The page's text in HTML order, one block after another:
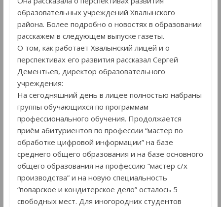
образовательных учреждений Хвалынского
района. Более подробно о новостях в образовании
расскажем в следующем выпуске газеты.
О том, как работает Хвалынский лицей и о
перспективах его развития рассказал Сергей
Дементьев, директор образовательного
учреждения:
На сегодняшний день в лицее полностью набраны
группы обучающихся по программам
профессионального обучения. Продолжается
приём абитуриентов по профессии “мастер по
обработке цифровой информации” на базе
среднего общего образования и на базе основного
общего образования на профессию “мастер с/х
производства” и на новую специальность
“поварское и кондитерское дело” осталось 5
свободных мест. Для иногородних студентов